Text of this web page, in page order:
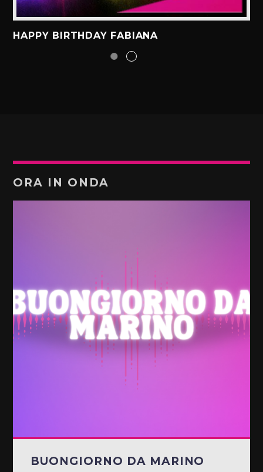
HAPPY BIRTHDAY FABIANA
ORA IN ONDA
BUONGIORNO DA MARINO